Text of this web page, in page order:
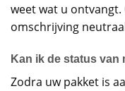
weet wat u
omschrijving
Kan ik de status
Zodra uw pakket is